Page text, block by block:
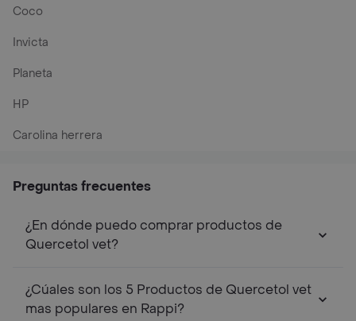
Coco
Invicta
Planeta
HP
Carolina herrera
Preguntas frecuentes
¿En dónde puedo comprar productos de
Quercetol vet?
¿Cúales son los 5 Productos de Quercetol vet
mas populares en Rappi?